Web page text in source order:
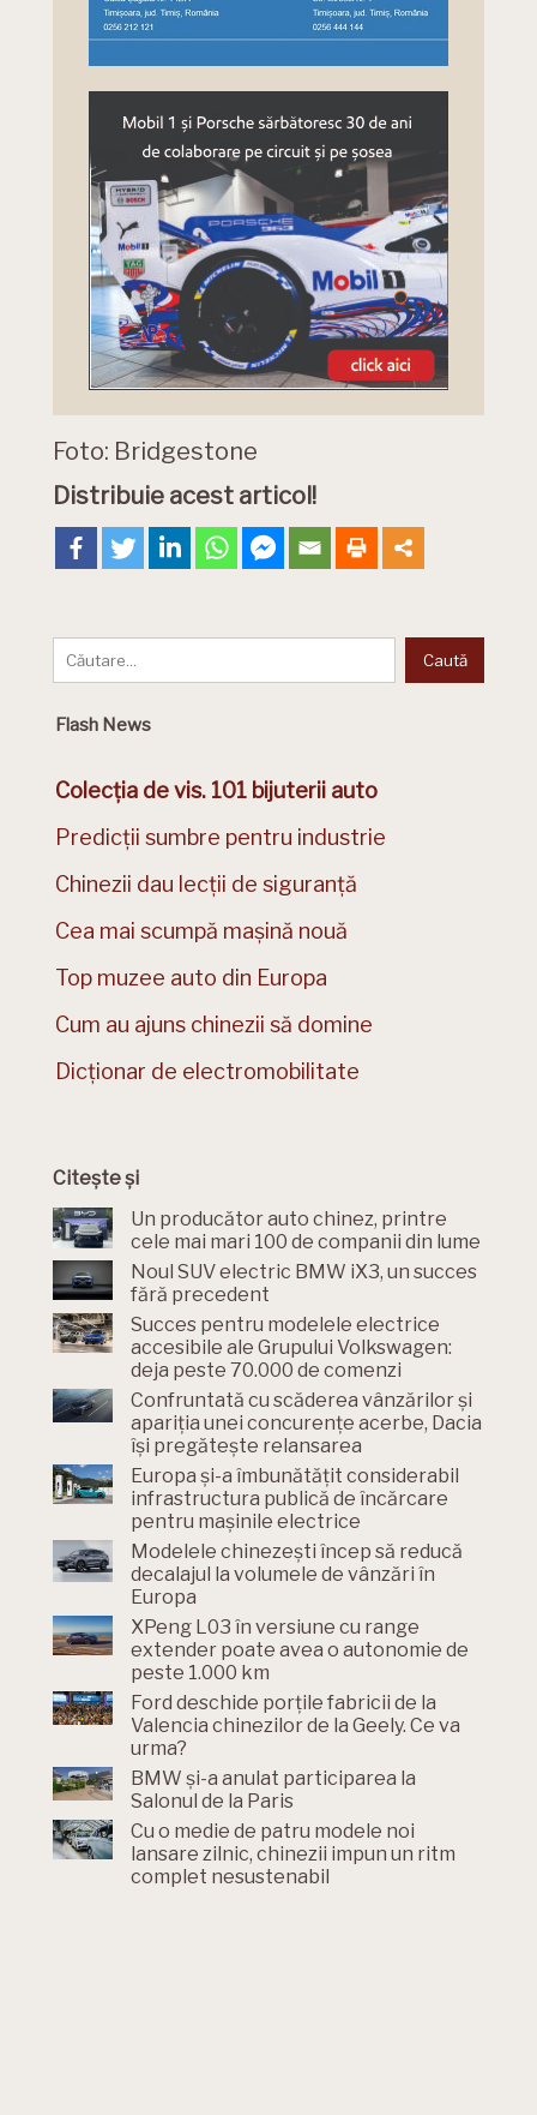
Foto: Bridgestone
Distribuie acest articol!
Flash News
Colecția de vis. 101 bijuterii auto
Predicții sumbre pentru industrie
Chinezii dau lecții de siguranță
Cea mai scumpă mașină nouă
Top muzee auto din Europa
Cum au ajuns chinezii să domine
Dicționar de electromobilitate
Citește și
Un producător auto chinez, printre
cele mai mari 100 de companii din lume
Noul SUV electric BMW iX3, un succes
fără precedent
Succes pentru modelele electrice
accesibile ale Grupului Volkswagen:
deja peste 70.000 de comenzi
Confruntată cu scăderea vânzărilor și
apariția unei concurențe acerbe, Dacia
își pregătește relansarea
Europa și-a îmbunătățit considerabil
infrastructura publică de încărcare
pentru mașinile electrice
Modelele chinezești încep să reducă
decalajul la volumele de vânzări în
Europa
XPeng L03 în versiune cu range
extender poate avea o autonomie de
peste 1.000 km
Ford deschide porțile fabricii de la
Valencia chinezilor de la Geely. Ce va
urma?
BMW și-a anulat participarea la
Salonul de la Paris
Cu o medie de patru modele noi
lansare zilnic, chinezii impun un ritm
complet nesustenabil